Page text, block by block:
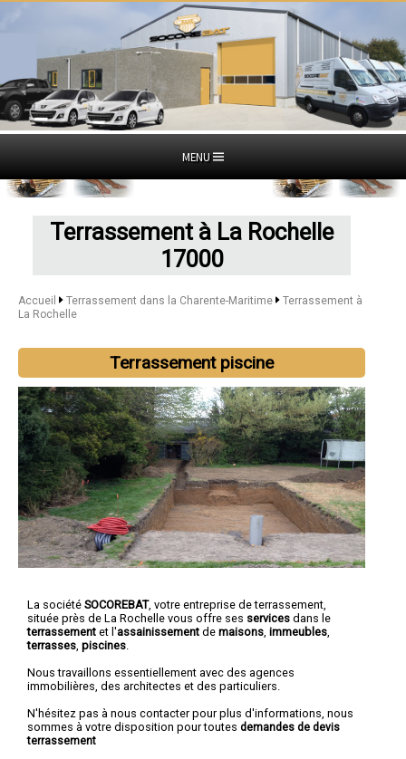
MENU
Terrassement à La Rochelle
17000
Accueil Terrassement dans la Charente-Maritime
Terrassement à
La Rochelle
Terrassement piscine
La société SOCOREBAT, votre entreprise de terrassement
située près de La Rochelle vous offre ses services dans le
terrassement et l'assainissement de maisons immeubles
terrasses piscines
Nous travaillons essentiellement avec des agences
immobilières, des architectes et des particuliers.
N'hésitez pas à nous contacter pour plus d'informations, nous
sommes à votre disposition pour toutes demandes de devis
terrassement